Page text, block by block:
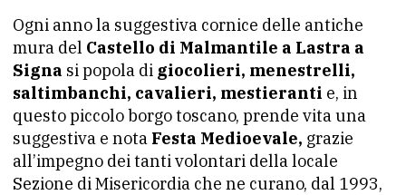
Ogni anno la suggestiva cornice delle antiche
mura del Castello di Malmantile a Lastra a
Signa si popola di giocolieri, menestrelli,
saltimbanchi, cavalieri, mestieranti e, in
questo piccolo borgo toscano, prende vita una
suggestiva e nota Festa Medioevale, grazie
all’impegno dei tanti volontari della locale
Sezione di Misericordia che ne curano, dal 1993,